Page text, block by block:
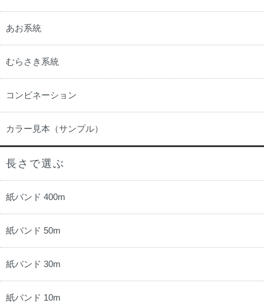
あお系統
むらさき系統
コンビネーション
カラー見本（サンプル）
長さで選ぶ
紙バンド 400m
紙バンド 50m
紙バンド 30m
紙バンド 10m